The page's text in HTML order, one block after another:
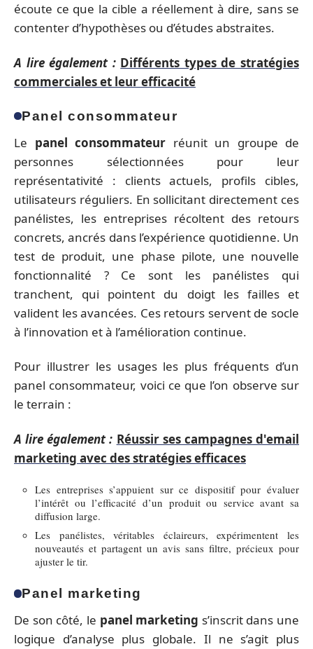
écoute ce que la cible a réellement à dire, sans se
contenter d’hypothèses ou d’études abstraites.
A lire également : Différents types de stratégies
commerciales et leur efficacité
Panel consommateur
Le panel consommateur réunit un groupe de
personnes sélectionnées pour leur
représentativité : clients actuels, profils cibles,
utilisateurs réguliers. En sollicitant directement ces
panélistes, les entreprises récoltent des retours
concrets, ancrés dans l’expérience quotidienne. Un
test de produit, une phase pilote, une nouvelle
fonctionnalité ? Ce sont les panélistes qui
tranchent, qui pointent du doigt les failles et
valident les avancées. Ces retours servent de socle
à l’innovation et à l’amélioration continue.
Pour illustrer les usages les plus fréquents d’un
panel consommateur, voici ce que l’on observe sur
le terrain :
A lire également : Réussir ses campagnes d'email
marketing avec des stratégies efficaces
Les entreprises s’appuient sur ce dispositif pour évaluer
l’intérêt ou l’efficacité d’un produit ou service avant sa
diffusion large.
Les panélistes, véritables éclaireurs, expérimentent les
nouveautés et partagent un avis sans filtre, précieux pour
ajuster le tir.
Panel marketing
De son côté, le panel marketing s’inscrit dans une
logique d’analyse plus globale. Il ne s’agit plus